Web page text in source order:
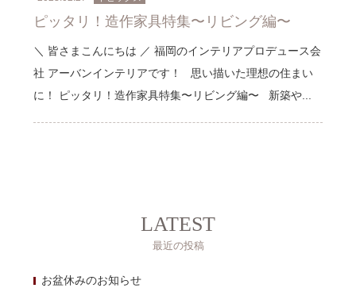
ピッタリ！造作家具特集〜リビング編〜
＼ 皆さまこんにちは ／ 福岡のインテリアプロデュース会
社 アーバンインテリアです！ 思い描いた理想の住まい
に！ ピッタリ！造作家具特集〜リビング編〜 新築や...
LATEST
最近の投稿
お盆休みのお知らせ